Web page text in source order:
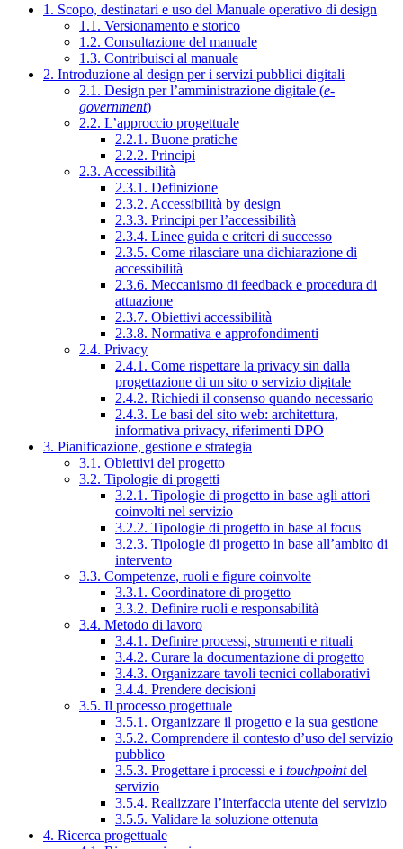
1. Scopo, destinatari e uso del Manuale operativo di design
1.1. Versionamento e storico
1.2. Consultazione del manuale
1.3. Contribuisci al manuale
2. Introduzione al design per i servizi pubblici digitali
2.1. Design per l’amministrazione digitale (e-
government)
2.2. L’approccio progettuale
2.2.1. Buone pratiche
2.2.2. Principi
2.3. Accessibilità
2.3.1. Definizione
2.3.2. Accessibilità by design
2.3.3. Principi per l’accessibilità
2.3.4. Linee guida e criteri di successo
2.3.5. Come rilasciare una dichiarazione di
accessibilità
2.3.6. Meccanismo di feedback e procedura di
attuazione
2.3.7. Obiettivi accessibilità
2.3.8. Normativa e approfondimenti
2.4. Privacy
2.4.1. Come rispettare la privacy sin dalla
progettazione di un sito o servizio digitale
2.4.2. Richiedi il consenso quando necessario
2.4.3. Le basi del sito web: architettura,
informativa privacy, riferimenti DPO
3. Pianificazione, gestione e strategia
3.1. Obiettivi del progetto
3.2. Tipologie di progetti
3.2.1. Tipologie di progetto in base agli attori
coinvolti nel servizio
3.2.2. Tipologie di progetto in base al focus
3.2.3. Tipologie di progetto in base all’ambito di
intervento
3.3. Competenze, ruoli e figure coinvolte
3.3.1. Coordinatore di progetto
3.3.2. Definire ruoli e responsabilità
3.4. Metodo di lavoro
3.4.1. Definire processi, strumenti e rituali
3.4.2. Curare la documentazione di progetto
3.4.3. Organizzare tavoli tecnici collaborativi
3.4.4. Prendere decisioni
3.5. Il processo progettuale
3.5.1. Organizzare il progetto e la sua gestione
3.5.2. Comprendere il contesto d’uso del servizio
pubblico
3.5.3. Progettare i processi e i touchpointdel
servizio
3.5.4. Realizzare l’interfaccia utente del servizio
3.5.5. Validare la soluzione ottenuta
4. Ricerca progettuale